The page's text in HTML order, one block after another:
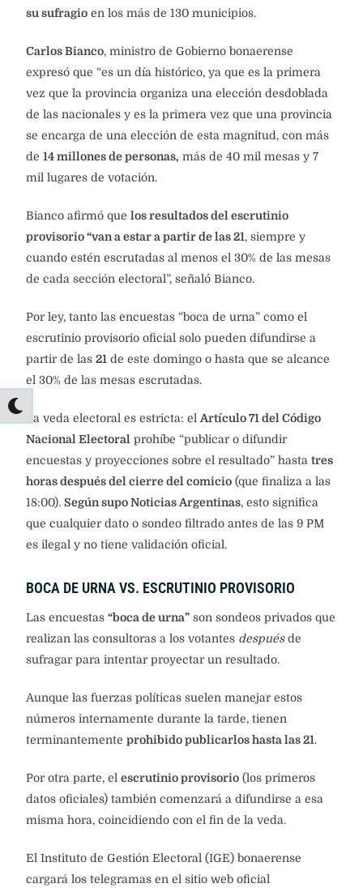
su sufragio en los más de 130 municipios.
Carlos Bianco, ministro de Gobierno bonaerense
expresó que “es un día histórico, ya que es la primera
vez que la provincia organiza una elección desdoblada
de las nacionales y es la primera vez que una provincia
se encarga de una elección de esta magnitud, con más
de 14 millones de personas, más de 40 mil mesas y 7
mil lugares de votación.
Bianco afirmó que los resultados del escrutinio
provisorio “van a estar a partir de las 21, siempre y
cuando estén escrutadas al menos el 30% de las mesas
de cada sección electoral”, señaló Bianco.
Por ley, tanto las encuestas “boca de urna” como el
escrutinio provisorio oficial solo pueden difundirse a
partir de las 21 de este domingo o hasta que se alcance
el 30% de las mesas escrutadas.
La veda electoral es estricta: el Artículo 71 del Código
Nacional Electoral prohíbe “publicar o difundir
encuestas y proyecciones sobre el resultado” hasta tres
horas después del cierre del comicio (que finaliza a las
18:00). Según supo Noticias Argentinas, esto significa
que cualquier dato o sondeo filtrado antes de las 9 PM
es ilegal y no tiene validación oficial.
BOCA DE URNA VS. ESCRUTINIO PROVISORIO
Las encuestas “boca de urna” son sondeos privados que
realizan las consultoras a los votantes despuésde
sufragar para intentar proyectar un resultado.
Aunque las fuerzas políticas suelen manejar estos
números internamente durante la tarde, tienen
terminantemente prohibido publicarlos hasta las 21.
Por otra parte, el escrutinio provisorio (los primeros
datos oficiales) también comenzará a difundirse a esa
misma hora, coincidiendo con el fin de la veda.
El Instituto de Gestión Electoral (IGE) bonaerense
cargará los telegramas en el sitio web oficial